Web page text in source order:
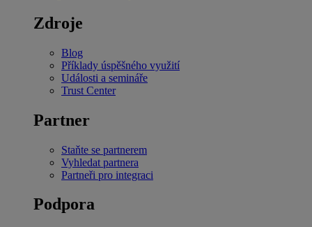
Zdroje
Blog
Příklady úspěšného využití
Události a semináře
Trust Center
Partner
Staňte se partnerem
Vyhledat partnera
Partneři pro integraci
Podpora